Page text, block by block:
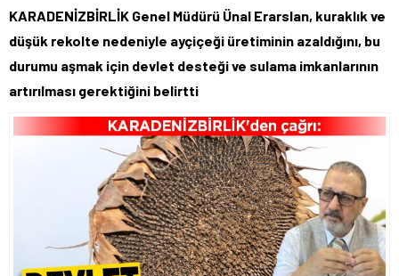
55,0748
KARADENİZBİRLİK Genel Müdürü Ünal Erarslan, kuraklık ve
düşük rekolte nedeniyle ayçiçeği üretiminin azaldığını, bu
durumu aşmak için devlet desteği ve sulama imkanlarının
artırılması gerektiğini belirtti